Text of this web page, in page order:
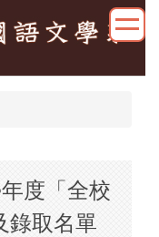
度「全校
錄取名單